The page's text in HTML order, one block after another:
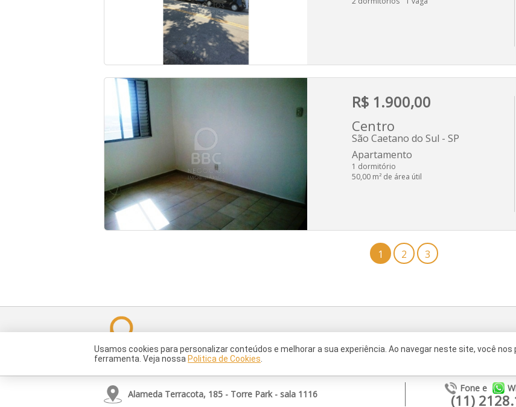
R$ 1.900,00
Centro
São Caetano do Sul - SP
Apartamento
1 dormitório
50,00 m² de área útil
1 2 3
Serviços Fale Conosco Trabalhe Conosco
Alameda Terracota, 185 - Torre Park - sala 1116
Fone e
(11)
Usamos cookies para personalizar conteúdos e melhorar a sua experiência. Ao navegar neste site, você
ferramenta. Veja nossa Politica de Cookies